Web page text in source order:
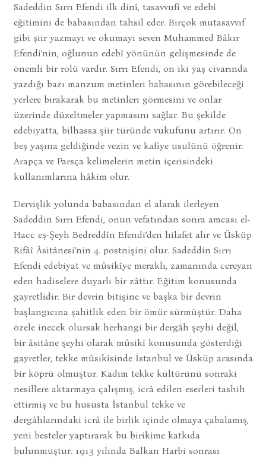
Sadeddin Sırrı Efendi ilk dinî, tasavvufî ve edebî
eğitimini de babasından tahsil eder. Birçok mutasavvıf
gibi şiir yazmayı ve okumayı seven Muhammed Bâkır
Efendi’nin, oğlunun edebî yönünün gelişmesinde de
önemli bir rolü vardır. Sırrı Efendi, on iki yaş civarında
yazdığı bazı manzum metinleri babasının görebileceği
yerlere bırakarak bu metinleri görmesini ve onlar
üzerinde düzeltmeler yapmasını sağlar. Bu şekilde
edebiyatta, bilhassa şiir türünde vukufunu artırır. On
beş yaşına geldiğinde vezin ve kafiye usulünü öğrenir.
Arapça ve Farsça kelimelerin metin içerisindeki
kullanımlarına hâkim olur.
Dervişlik yolunda babasından el alarak ilerleyen
Sadeddin Sırrı Efendi, onun vefatından sonra amcası el-
Hacc eş-Şeyh Bedreddîn Efendi’den hilafet alır ve Üsküp
Rifâî Âsitânesi’nin 4. postnişini olur. Sadeddin Sırrı
Efendi edebiyat ve mûsikîye meraklı, zamanında cereyan
eden hadiselere duyarlı bir zâttır. Eğitim konusunda
gayretlidir. Bir devrin bitişine ve başka bir devrin
başlangıcına şahitlik eden bir ömür sürmüştür. Daha
özele inecek olursak herhangi bir dergâh şeyhi değil,
bir âsitâne şeyhi olarak mûsikî konusunda gösterdiği
gayretler, tekke mûsikîsinde İstanbul ve Üsküp arasında
bir köprü olmuştur. Kadim tekke kültürünü sonraki
nesillere aktarmaya çalışmış, icrâ edilen eserleri tashih
ettirmiş ve bu hususta İstanbul tekke ve
dergâhlarındaki icrâ ile birlik içinde olmaya çabalamış,
yeni besteler yaptırarak bu birikime katkıda
bulunmuştur. 1913 yılında Balkan Harbi sonrası